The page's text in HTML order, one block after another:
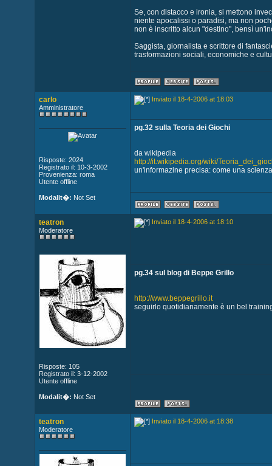
Se, con distacco e ironia, si mettono
niente apocalissi o paradisi, ma non
non è inscritto alcun "destino", bensì
Saggista, giornalista e scrittore di
trasformazioni sociali, economiche e
carlo
Amministratore
Risposte: 2024
Registrato il: 10-3-2002
Provenienza: roma
Utente offline
Modalit�: Not Set
Inviato il 18-4-2006 at 18:03
pg.32 sulla Teoria dei Giochi
da wikipedia
http://it.wikipedia.org/wiki/
un'informazine precisa: come una
teatron
Moderatore
Risposte: 105
Registrato il: 3-12-2002
Utente offline
Modalit�: Not Set
Inviato il 18-4-2006 at 18:10
pg.34 sul blog di Beppe Grillo
http://www.beppegrillo.it
seguirlo quotidianamente è un bel
teatron
Moderatore
Inviato il 18-4-2006 at 18:38